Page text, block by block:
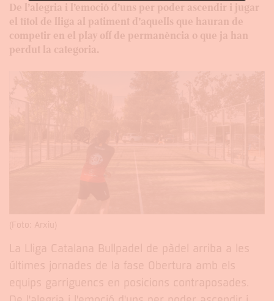
De l’alegria i l’emoció d’uns per poder ascendir i jugar
el títol de lliga al patiment d’aquells que hauran de
competir en el play off de permanència o que ja han
perdut la categoria.
(Foto: Arxiu)
La Lliga Catalana Bullpadel de pàdel arriba a les
últimes jornades de la fase Obertura amb els
equips garriguencs en posicions contraposades.